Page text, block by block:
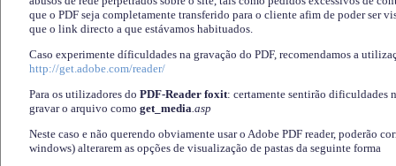
que o PDF seja completamente transferido para o cliente afim de poder ser
que o link directo a que estávamos habituados.
Caso experimente díficuldades na gravação do PDF, recomendamos a
http://get.adobe.com/reader/
Para os utilizadores do PDF-Reader foxit: certamente sentirão dificuldades
gravar o arquivo como get_media.asp
Neste caso e não querendo obviamente usar o Adobe PDF reader, poderão
windows) alterarem as opções de visualização de pastas da seguinte forma